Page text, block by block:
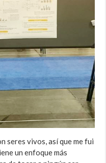
seres vivos, así que me fui
un enfoque más